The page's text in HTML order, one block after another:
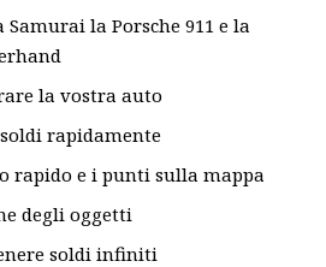
Samurai la Porsche 911 e la
la vostra auto
rapidamente
rapido e i punti sulla mappa
degli oggetti
soldi infiniti